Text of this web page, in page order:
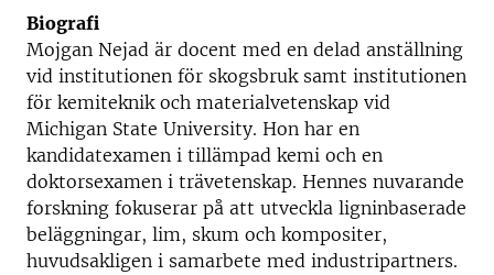
Biografi
Mojgan Nejad är docent med en delad anställning
vid institutionen för skogsbruk samt institutionen
för kemiteknik och materialvetenskap vid
Michigan State University. Hon har en
kandidatexamen i tillämpad kemi och en
doktorsexamen i trävetenskap. Hennes nuvarande
forskning fokuserar på att utveckla ligninbaserade
beläggningar, lim, skum och kompositer,
huvudsakligen i samarbete med industripartners.